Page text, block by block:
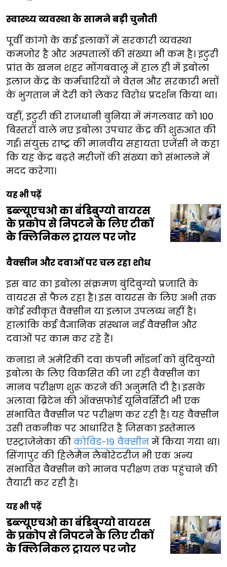
स्वास्थ्य व्यवस्था के सामने बड़ी चुनौती
पूर्वी कांगो के कई इलाकों में सरकारी व्यवस्था
कमजोर है और अस्पतालों की संख्या भी कम है। इटुरी
प्रांत के खनन शहर मोंगबवालू में हाल ही में इबोला
इलाज केंद्र के कर्मचारियों ने वेतन और सरकारी भत्तों
के भुगतान में देरी को लेकर विरोध प्रदर्शन किया था।
वहीं, इटुरी की राजधानी बुनिया में मंगलवार को 100
बिस्तरों वाले नए इबोला उपचार केंद्र की शुरुआत की
गई। संयुक्त राष्ट्र की मानवीय सहायता एजेंसी ने कहा
कि यह केंद्र बढ़ते मरीजों की संख्या को संभालने में
मदद करेगा।
यह भी पढ़ें
डब्ल्यूएचओ का बंडिबुग्यो वायरस
के प्रकोप से निपटने के लिए टीकों
के क्लिनिकल ट्रायल पर जोर
वैक्सीन और दवाओं पर चल रहा शोध
इस बार का इबोला संक्रमण बुंदिबुग्यो प्रजाति के
वायरस से फैल रहा है। इस वायरस के लिए अभी तक
कोई स्वीकृत वैक्सीन या इलाज उपलब्ध नहीं है।
हालांकि कई वैज्ञानिक संस्थान नई वैक्सीन और
दवाओं पर काम कर रहे हैं।
कनाडा ने अमेरिकी दवा कंपनी मॉडर्ना को बुंदिबुग्यो
इबोला के लिए विकसित की जा रही वैक्सीन का
मानव परीक्षण शुरू करने की अनुमति दी है। इसके
अलावा ब्रिटेन की ऑक्सफोर्ड यूनिवर्सिटी भी एक
संभावित वैक्सीन पर परीक्षण कर रही है। यह वैक्सीन
उसी तकनीक पर आधारित है जिसका इस्तेमाल
एस्ट्राजेनेका की कोविड-19 वैक्सीन में किया गया था।
सिंगापुर की हिलेमैन लैबोरेटरीज भी एक अन्य
संभावित वैक्सीन को मानव परीक्षण तक पहुंचाने की
तैयारी कर रही है।
यह भी पढ़ें
डब्ल्यूएचओ का बंडिबुग्यो वायरस
के प्रकोप से निपटने के लिए टीकों
के क्लिनिकल ट्रायल पर जोर